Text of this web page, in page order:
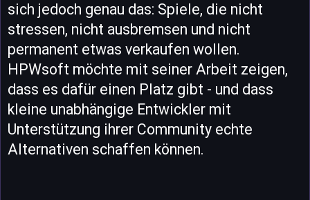
sich jedoch genau das: Spiele, die nicht
stressen, nicht ausbremsen und nicht
permanent etwas verkaufen wollen.
HPWsoft möchte mit seiner Arbeit zeigen,
dass es dafür einen Platz gibt - und dass
kleine unabhängige Entwickler mit
Unterstützung ihrer Community echte
Alternativen schaffen können.